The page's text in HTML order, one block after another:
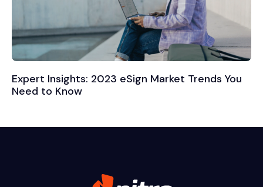
Expert Insights: 2023 eSign Market Trends You
Need to Know